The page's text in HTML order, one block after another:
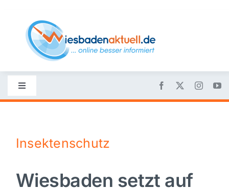
content
Toggle
Navigation
Nachrichten
Politik
Insektenschutz
Wiesbaden setzt auf